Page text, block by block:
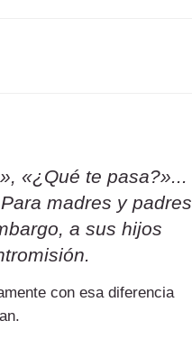
«¿Qué te pasa?»...
madres y padres
a sus hijos
con esa diferencia